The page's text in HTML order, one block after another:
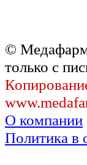
© Медафарм
только с
О компании
Политика в